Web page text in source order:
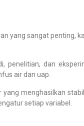
yang sangat penting,
penelitian, dan
air dan uap.
menghasilkan
setiap variabel.